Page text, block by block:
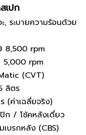
เปก
, ระบายความร้อนด้วย
8,500 rpm
5,000 rpm
(CVT)
ลิตร
(ค่าเฉลี่ยจริง)
ปิก / โช้คหลังเดี่ยว
เบรกหลัง (CBS)